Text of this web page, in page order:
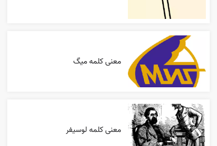
معنی کلمه میگ
معنی کلمه لوسیفر